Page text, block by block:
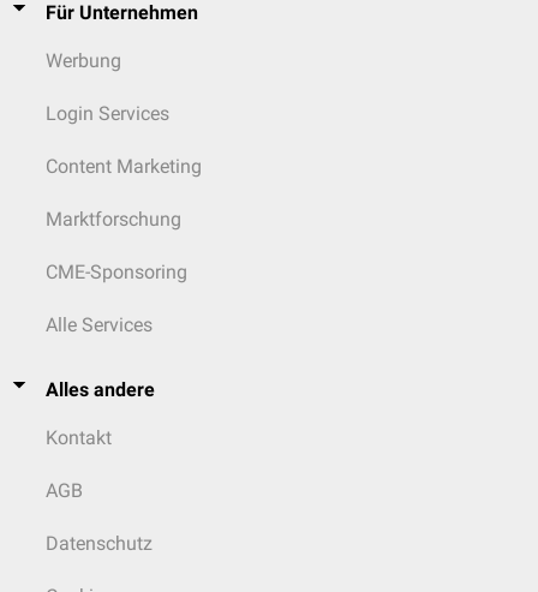
Für Unternehmen
Werbung
Login Services
Content Marketing
Marktforschung
CME-Sponsoring
Alle Services
Alles andere
Kontakt
AGB
Datenschutz